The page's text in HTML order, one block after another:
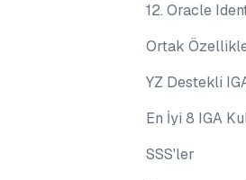
12. Oracle
Ortak
YZ Destekli
En İyi 8 IGA
SSS'ler